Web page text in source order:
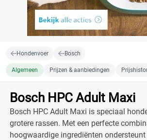
Hondenvoer Bosch
Algemeen Prijzen & aanbiedingen
Bosch HPC Adult Maxi
Bosch HPC Adult Maxi is speciaal
grotere rassen. Met een perfecte
hoogwaardige ingrediënten